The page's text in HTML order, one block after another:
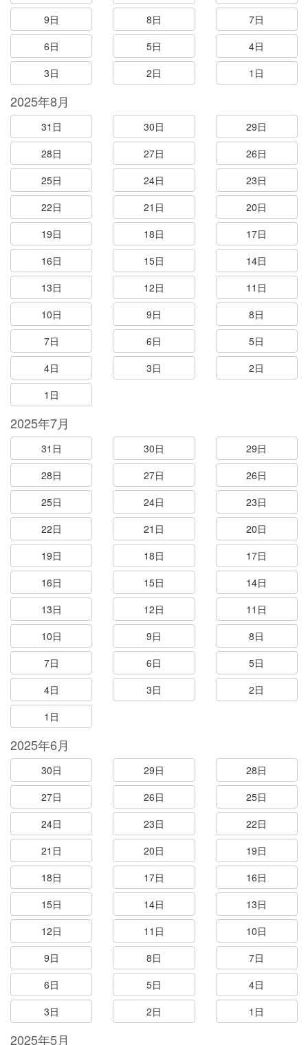
9日
8日
7日
6日
5日
4日
3日
2日 1日
2025年8月
31日 30日
29日
28日
27日
26日
25日
24日
23日
22日
21日
20日
19日
18日
17日
16日
15日
14日
13日
12日
11日
10日
9日
8日
7日
6日
5日
4日
3日
2日
1日
2025年7月
31日 30日
29日
28日
27日
26日
25日
24日
23日
22日
21日
20日
19日
18日
17日
16日
15日
14日
13日
12日
11日
10日
9日
8日
7日
6日
5日
4日
3日
2日
1日
2025年6月
30日 29日
28日
27日
26日
25日
24日
23日
22日
21日
20日
19日
18日
17日
16日
15日
14日
13日
12日
11日
10日
9日
8日
7日
6日
5日
4日
3日
2日 1日
2025年5月